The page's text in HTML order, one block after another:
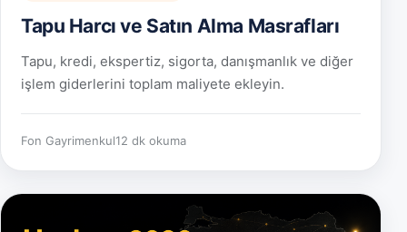
Tapu Harcı ve Satın Alma Masrafları
Tapu, kredi, ekspertiz, sigorta, danışmanlık ve diğer
işlem giderlerini toplam maliyete ekleyin.
Fon Gayrimenkul12 dk okuma